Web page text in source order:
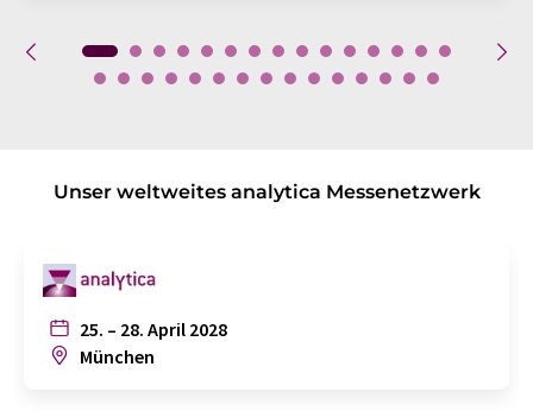
Unser weltweites analytica Messenetzwerk
25. – 28. April 2028
München